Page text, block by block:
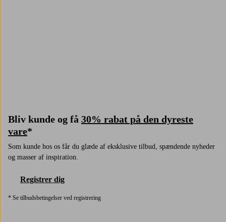
Bliv kunde og få 30% rabat på den dyreste
vare*
Som kunde hos os får du glæde af eksklusive tilbud, spændende nyheder
og masser af inspiration.
Registrer dig
* Se tilbudsbetingelser ved registrering